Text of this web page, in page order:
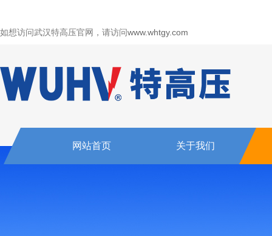
如想访问武汉特高压官网，请访问www.whtgy.com
网站首页 关于我们